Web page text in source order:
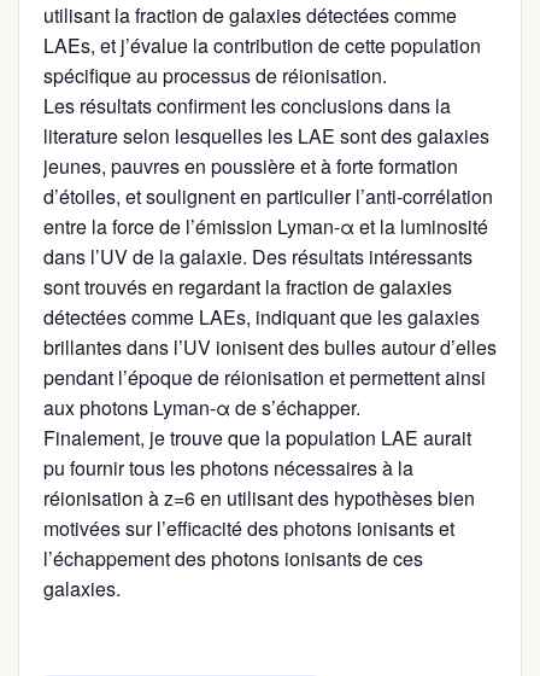
utilisant la fraction de galaxies détectées comme
LAEs, et j’évalue la contribution de cette population
spécifique au processus de réionisation.
Les résultats confirment les conclusions dans la
literature selon lesquelles les LAE sont des galaxies
jeunes, pauvres en poussière et à forte formation
d’étoiles, et soulignent en particulier l’anti-corrélation
entre la force de l’émission Lyman-α et la luminosité
dans l’UV de la galaxie. Des résultats intéressants
sont trouvés en regardant la fraction de galaxies
détectées comme LAEs, indiquant que les galaxies
brillantes dans l’UV ionisent des bulles autour d’elles
pendant l’époque de réionisation et permettent ainsi
aux photons Lyman-α de s’échapper.
Finalement, je trouve que la population LAE aurait
pu fournir tous les photons nécessaires à la
réionisation à z=6 en utilisant des hypothèses bien
motivées sur l’efficacité des photons ionisants et
l’échappement des photons ionisants de ces
galaxies.